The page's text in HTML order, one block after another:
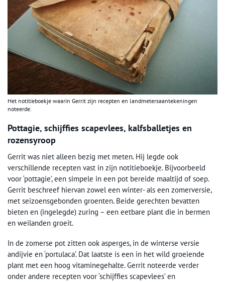
Het notitieboekje waarin Gerrit zijn recepten en landmetersaantekeningen
noteerde.
Pottagie, schijffies scapevlees, kalfsballetjes en
rozensyroop
Gerrit was niet alleen bezig met meten. Hij legde ook
verschillende recepten vast in zijn notitieboekje. Bijvoorbeeld
voor ‘pottagie’, een simpele in een pot bereide maaltijd of soep.
Gerrit beschreef hiervan zowel een winter- als een zomerversie,
met seizoensgebonden groenten. Beide gerechten bevatten
bieten en (ingelegde) zuring – een eetbare plant die in bermen
en weilanden groeit.
In de zomerse pot zitten ook asperges, in de winterse versie
andijvie en ‘portulaca’. Dat laatste is een in het wild groeiende
plant met een hoog vitaminegehalte. Gerrit noteerde verder
onder andere recepten voor ‘schijffies scapevlees’ en